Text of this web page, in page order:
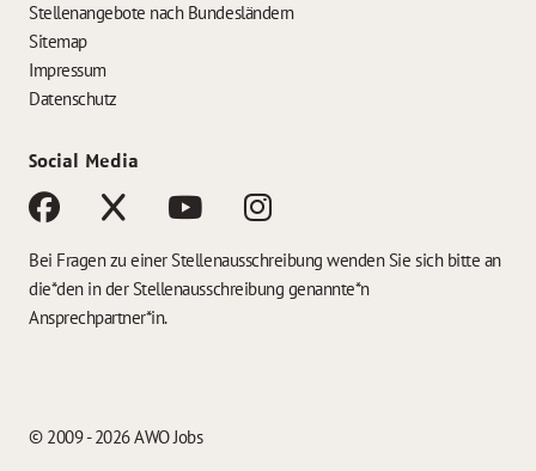
Stellenangebote nach Bundesländern
Sitemap
Impressum
Datenschutz
Social Media
Bei Fragen zu einer Stellenausschreibung wenden Sie sich bitte an
die*den in der Stellenausschreibung genannte*n
Ansprechpartner*in.
© 2009 - 2026 AWO Jobs